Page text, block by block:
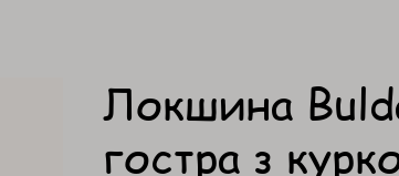
Локшина
гостра з